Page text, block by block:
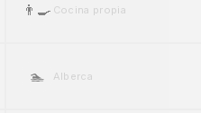
👨‍🍳 Cocina propia
🏊 Alberca